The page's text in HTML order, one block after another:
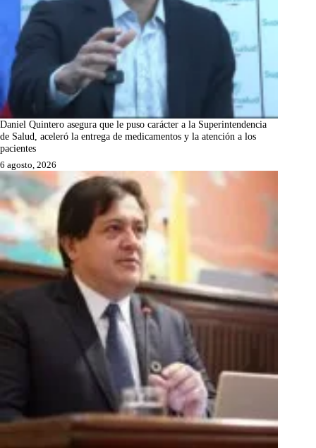
Daniel Quintero asegura que le puso carácter a la Superintendencia
de Salud, aceleró la entrega de medicamentos y la atención a los
pacientes
6 agosto, 2026